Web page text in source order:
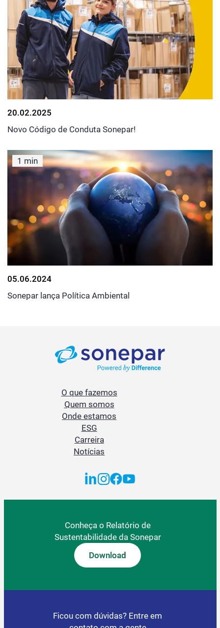
20.02.2025
Novo Código de Conduta Sonepar!
1 min
05.06.2024
Sonepar lança Política Ambiental
O que fazemos
Quem somos
Onde estamos
ESG
Carreira
Notícias
Conheça o Relatório de
Sustentabilidade da Sonepar
Download
Ficou com dúvidas? Entre em